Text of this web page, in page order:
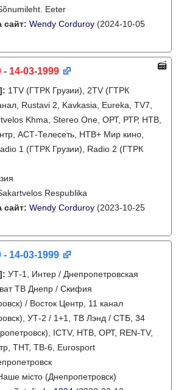
Eeter
сайт: Wendy Corduroy (2024-10-05
- 14-03-1999
: 1TV (ГТРК Грузии), 2TV (ГТРК
Rustavi 2, Kavkasia, Eureka, TV7,
Khma, Stereo One, ОРТ, РТР, НТВ,
АСТ-Телесеть, НТВ+ Мир кино,
1 (ГТРК Грузии), Radio 2 (ГТРК
Respublika
сайт: Wendy Corduroy (2023-10-25
- 14-03-1999
: УТ-1, Интер / Днепропетровская
ТВ Днепр / Скифия
/ Восток Центр, 11 канал
УТ-2 / 1+1, ТВ Лэнд / СТБ, 34
ICTV, НТВ, ОРТ, REN-TV,
ТНТ, ТВ-6, Eurosport
місто (Днепропетровск)